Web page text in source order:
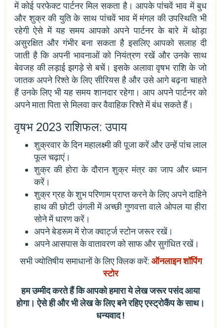
में कोई परफेक्ट पार्टनर मिल सकता है। आपके पांचवें भाव में बुध
और शुक्र की युति के साथ पांचवें भाव में मंगल की उपस्थिति भी
रहेगी ऐसे में यह समय आपको अपने पार्टनर के बारे में थोड़ा
असुरक्षित और गंभीर बना सकता है इसलिए आपको सलाह दी
जाती है कि अपनी भावनाओं को नियंत्रण रखें और उनके साथ
बेवजह की लड़ाई झगड़े से बचें। इसके अलावा वृषभ राशि के जो
जातक अपने रिश्ते के लिए सीरियस है और उसे आगे बढ़ना चाहते
हैं उनके लिए भी यह समय शानदार रहेगा। आप अपने पार्टनर को
अपने माता पिता से मिलवा कर वैवाहिक रिश्ते में बंध सकते हैं।
वृषभ 2023 राशिफल: उपाय
शुक्रवार के दिन महालक्ष्मी की पूजा करें और उन्हें पांच लाल
फूल चढ़ाएं।
शुक्र की होरा के दौरान शुक्र मंत्र का जाप और ध्यान
करें।
शुक्र ग्रह के शुभ परिणाम प्राप्त करने के लिए अपने दाहिने
हाथ की छोटी उंगली में अच्छी गुणवत्ता वाले ओपल या हीरा
सोने में धारण करें।
अपने बेडरूम में रोज क्वार्ट्ज स्टोन जरूर रखें।
अपने आसपास के वातावरण को साफ और सुगंधित रखें।
सभी ज्योतिषीय समाधानों के लिए क्लिक करें: ऑनलाइन शॉपिंग
स्टोर
हम उम्मीद करते हैं कि आपको हमारा ये लेख जरूर पसंद आया
होगा। ऐसे ही और भी लेख के लिए बने रहिए एस्ट्रोकैंप के साथ।
धन्यवाद !